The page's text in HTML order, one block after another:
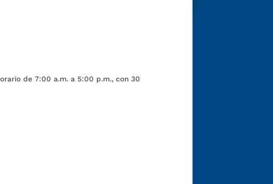
de 7:00 a.m. a 5:00 p.m., con 30